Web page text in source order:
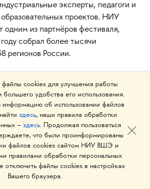
эксперты, педагоги и
проектов. НИУ
из партнёров фестиваля,
собрал более тысячи
регионов России.
на новости
cookies для улучшения работы
удобства его использования.
об использовании файлов
здесь, наши правила обработки
– здесь. Продолжая пользоваться
что были проинформированы
файлов cookies сайтом НИУ ВШЭ и
правилами обработки персональных
отключить файлы cookies в настройках
Вашего браузера.